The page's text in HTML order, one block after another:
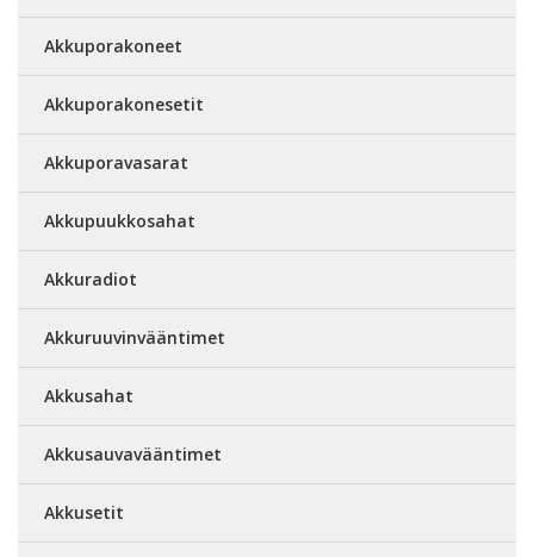
Akkuporakoneet
Akkuporakonesetit
Akkuporavasarat
Akkupuukkosahat
Akkuradiot
Akkuruuvinvääntimet
Akkusahat
Akkusauvavääntimet
Akkusetit